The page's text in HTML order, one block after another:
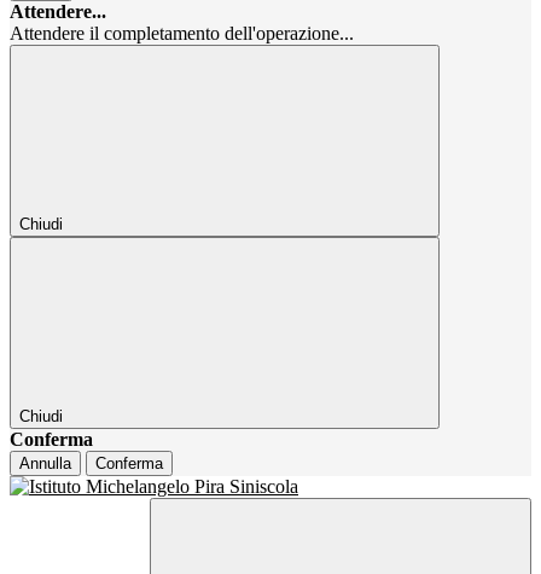
Attendere...
Attendere il completamento dell'operazione...
Chiudi
Chiudi
Conferma
Annulla Conferma